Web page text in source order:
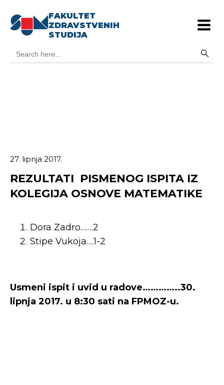
FAKULTET
ZDRAVSTVENIH
STUDIJA
for:
27. lipnja 2017.
REZULTATI PISMENOG ISPITA IZ
KOLEGIJA OSNOVE MATEMATIKE
Dora Zadro…….2
Stipe Vukoja….1-2
Usmeni ispit i uvid u radove…………..30.
lipnja 2017. u 8:30 sati na FPMOZ-u.